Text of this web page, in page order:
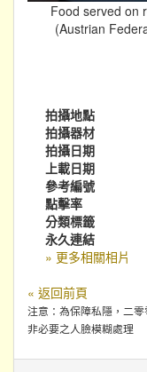
Food served on
(Austrian
拍攝地點
拍攝器材
拍攝日期
上載日期
參考編號
點擊率
分類標籤
永久連結
» 更多相關相片
« 返回前頁
注意：為保障私隱，二
非必要之人臉模糊處理